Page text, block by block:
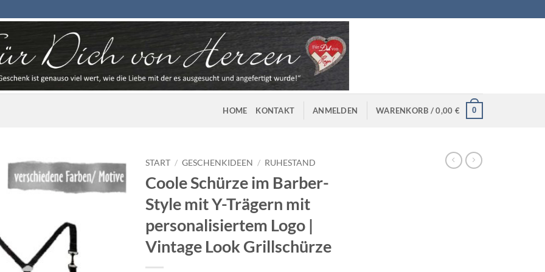
HOME KONTAKT ANMELDEN WARENKORB /0,00 € 0
START / GESCHENKIDEEN / RUHESTAND
Coole Schürze im Barber-
Style mit Y-Trägern mit
personalisiertem Logo |
Vintage Look Grillschürze